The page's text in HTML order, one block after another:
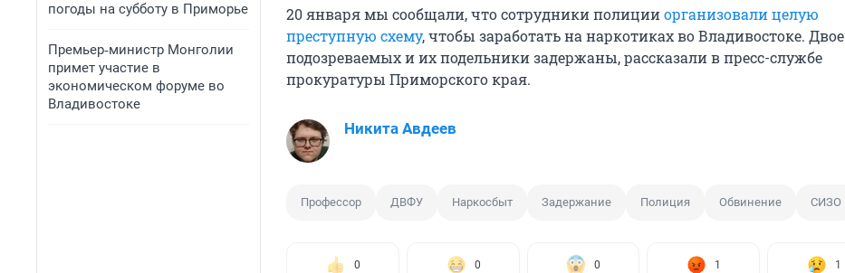
погоды на субботу в Приморье
Премьер‑министр Монголии
примет участие в
экономическом форуме во
Владивостоке
20 января мы сообщали, что сотрудники полицииорганизовали целую
преступную схему, чтобы заработать на наркотиках во Владивостоке. Двое
подозреваемых и их подельники задержаны, рассказали в пресс-службе
прокуратуры Приморского края.
Никита Авдеев
Профессор ДВФУ Наркосбыт Задержание Полиция Обвинение СИЗО
0 0 0 1 1